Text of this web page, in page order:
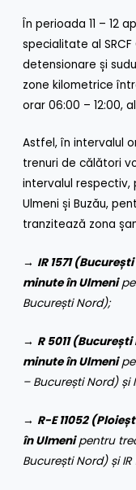
În perioada 11 – 12
specialitate al
detensionare și
zone kilometrice
orar 06:00 – 12:00,
Astfel, în intervalul
trenuri de călători
intervalul
Ulmeni și Buzău,
tranzitează zona
→ IR 1571
minute în Ulmeni
București Nord);
→ R5011
minute în Ulmeni
– București Nord) și
→ R-E11052
în Ulmenipentru
București Nord) și